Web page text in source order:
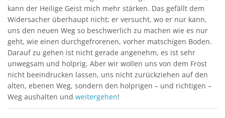
kann der Heilige Geist mich mehr stärken. Das gefällt dem
Widersacher überhaupt nicht; er versucht, wo er nur kann,
uns den neuen Weg so beschwerlich zu machen wie es nur
geht, wie einen durchgefrorenen, vorher matschigen Boden.
Darauf zu gehen ist nicht gerade angenehm, es ist sehr
unwegsam und holprig. Aber wir wollen uns von dem Frost
nicht beeindrucken lassen, uns nicht zurückziehen auf den
alten, ebenen Weg, sondern den holprigen – und richtigen –
Weg aushalten und weitergehen!